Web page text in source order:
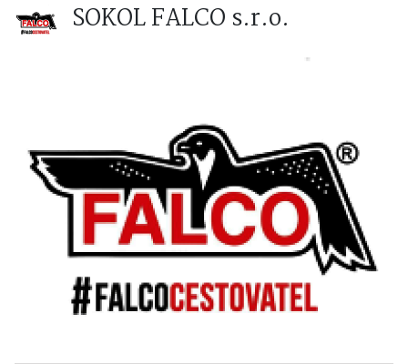
SOKOL FALCO s.r.o.